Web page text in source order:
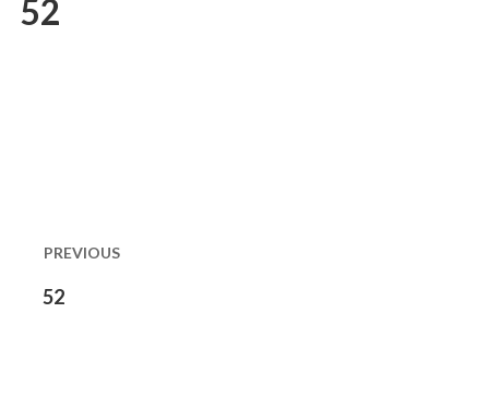
52
dans
les
PREVIOUS
Previous
52